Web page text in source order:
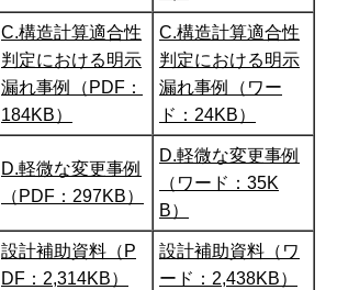
C.構造計算適合性
判定における明示
漏れ事例（PDF：
184KB）
C.構造計算適合性
判定における明示
漏れ事例（ワー
ド：24KB）
D.軽微な変更事例
（PDF：297KB）
D.軽微な変更事例
（ワード：35K
B）
設計補助資料（P
DF：2,314KB）
設計補助資料（ワ
ード：2,438KB）